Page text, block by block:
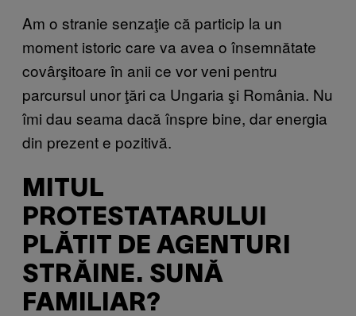
Am o stranie senzaţie că particip la un
moment istoric care va avea o însemnătate
covârşitoare în anii ce vor veni pentru
parcursul unor ţări ca Ungaria şi România. Nu
îmi dau seama dacă înspre bine, dar energia
din prezent e pozitivă.
MITUL
PROTESTATARULUI
PLĂTIT DE AGENTURI
STRĂINE. SUNĂ
FAMILIAR?